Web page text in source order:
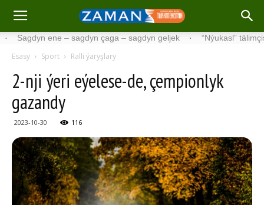
ene – sagdyn çaga – sagdyn geljek · “Nýukasl” tälimçisini
Esasy Sport Ralli ýaryşlary
2-nji ýeri eýelese-de, çempionlyk
gazandy
2023-10-30 116